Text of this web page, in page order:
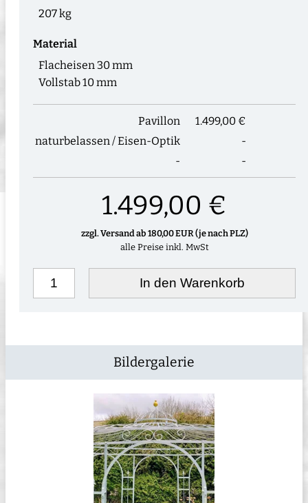
207 kg
Material
Flacheisen 30 mm
Vollstab 10 mm
Pavillon
1.499,00 €
naturbelassen / Eisen-Optik
-
-
-
1.499,00 €
zzgl. Versand ab 180,00 EUR (je nach PLZ)
alle Preise inkl. MwSt
In den Warenkorb
Bildergalerie